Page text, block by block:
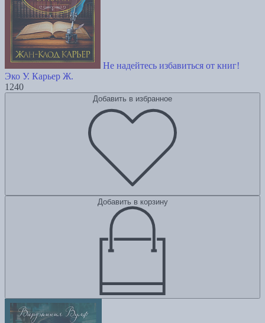
Не надейтесь избавиться от книг!
Эко У. Карьер Ж.
1240
Добавить в избранное
Добавить в корзину